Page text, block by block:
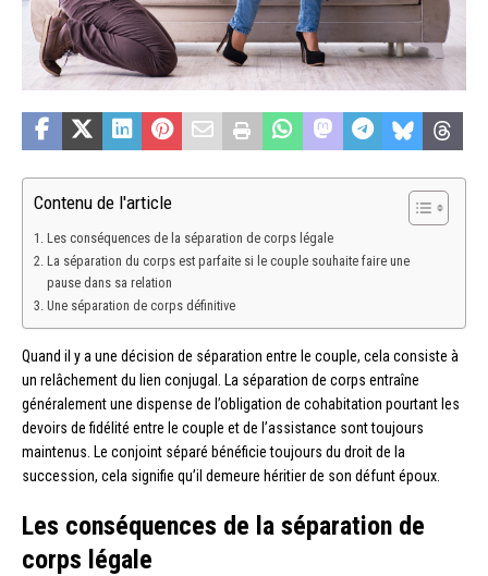
Contenu de l'article
Les conséquences de la séparation de corps légale
La séparation du corps est parfaite si le couple souhaite faire une
pause dans sa relation
Une séparation de corps définitive
Quand il y a une décision de séparation entre le couple, cela consiste à
un relâchement du lien conjugal. La séparation de corps entraîne
généralement une dispense de l’obligation de cohabitation pourtant les
devoirs de fidélité entre le couple et de l’assistance sont toujours
maintenus. Le conjoint séparé bénéficie toujours du droit de la
succession, cela signifie qu’il demeure héritier de son défunt époux.
Les conséquences de la séparation de
corps légale